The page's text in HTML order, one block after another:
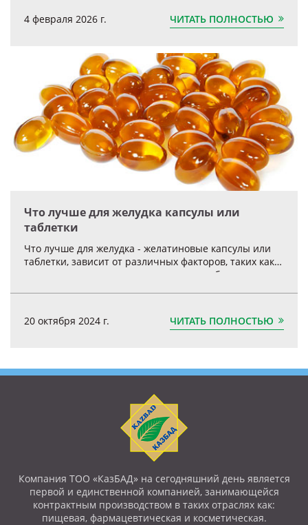
4 февраля 2026 г. ЧИТАТЬ ПОЛНОСТЬЮ
Что лучше для желудка капсулы или
таблетки
Что лучше для желудка - желатиновые капсулы или
таблетки, зависит от различных факторов, таких как
состав препарата, индивидуальные особенности
20 октября 2024 г. ЧИТАТЬ ПОЛНОСТЬЮ
Компания ТОО «КазБАД» на сегодняшний день является
первой и единственной компанией, занимающейся
контрактным производством в таких отраслях как:
пищевая, фармацевтическая и косметическая.